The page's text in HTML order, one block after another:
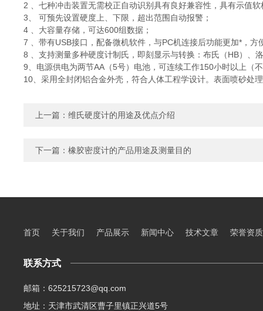
2 、七种冲击装置无需校正自动识别具有良好兼容性，具有示值
3、 可预先设置硬度上、下限，超出范围自动报警；
4 、大容量存储，可达600组数据；
7 、带有USB接口，配备微机软件，与PC机连接后功能更加*，方
8 、支持测量多种硬度计制氏，即刻显示与转换：布氏（HB）、
9、电源供电为两节AA（5号）电池，可连续工作150小时以上（
10、采用全封闭铝合金外壳，符合人体工程学设计。表面喷砂处
上一篇： 维氏硬度计的用途及优点介绍
下一篇： 橡胶密度计的产品用途及测量目的
首页 关于我们 产品展示 新闻中心 技术文章 荣誉资质
联系方式
邮箱：625215723@qq.com
地址：天津市武清区曹子里镇正兴道5号